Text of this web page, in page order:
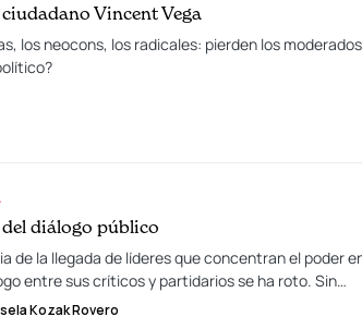
Vincent Vega
los neocons, los radicales: pierden los
diálogo público
de la llegada de líderes que concentran el poder
entre sus críticos y partidarios se ha roto. Sin…
Kozak Rovero